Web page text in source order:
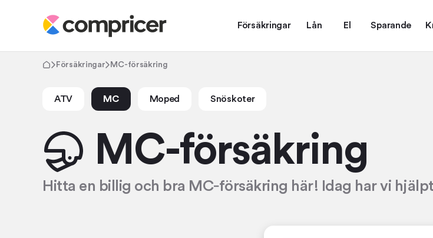
Försäkringar Lån El Sparande
Försäkringar MC-försäkring
ATV MC Moped Snöskoter
MC-försäkring
Hitta en billig och bra MC‑försäkring här! Idag har vi hjälpt